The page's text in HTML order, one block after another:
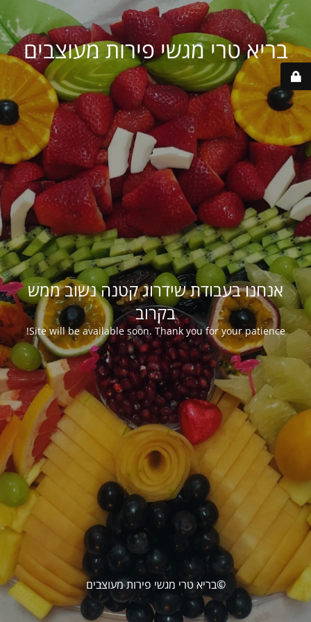
בריא טרי מגשי פירות מעוצבים
אנחנו בעבודת שידרוג קטנה נשוב ממש
בקרוב
Site will be available soon. Thank you for your patience!
©בריא טרי מגשי פירות מעוצבים